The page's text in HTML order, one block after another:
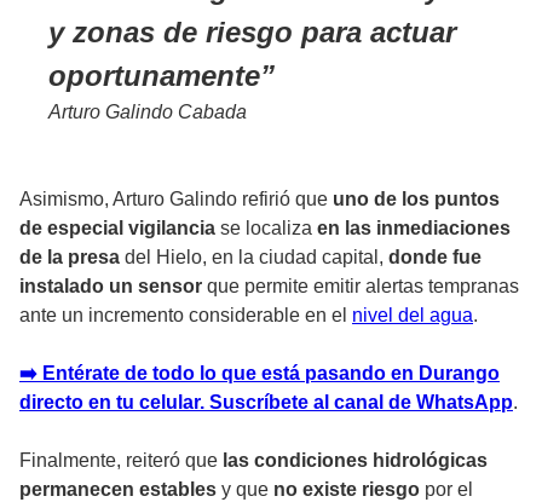
y zonas de riesgo para actuar
oportunamente
Arturo Galindo Cabada
Asimismo, Arturo Galindo refirió que uno de los puntos
de especial vigilancia se localiza en las inmediaciones
de la presa del Hielo, en la ciudad capital, donde fue
instalado un sensor que permite emitir alertas tempranas
ante un incremento considerable en el nivel del agua.
➡️ Entérate de todo lo que está pasando en Durango
directo en tu celular. Suscríbete al canal de WhatsApp.
Finalmente, reiteró que las condiciones hidrológicas
permanecen estables y que no existe riesgo por el